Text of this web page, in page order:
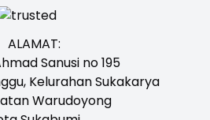
ALAMAT:
Sanusi no 195
Kelurahan Sukakarya
Warudoyong